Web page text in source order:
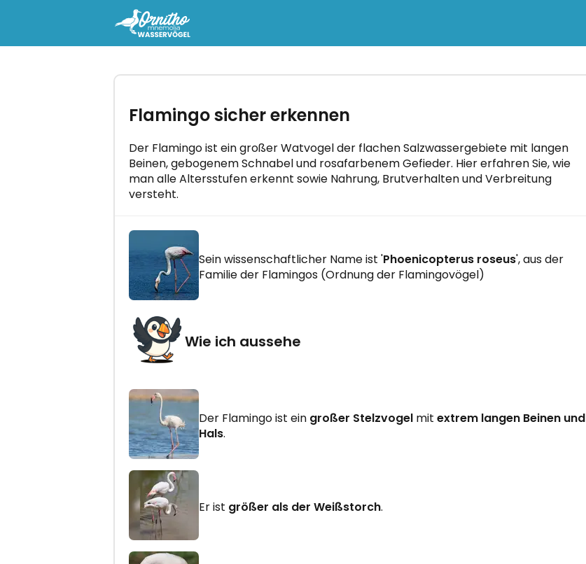
Flamingo sicher erkennen
Der Flamingo ist ein großer Watvogel der flachen Salzwassergebiete mit langen
Beinen, gebogenem Schnabel und rosafarbenem Gefieder. Hier erfahren Sie, wie
man alle Altersstufen erkennt sowie Nahrung, Brutverhalten und Verbreitung
versteht.
Sein wissenschaftlicher Name ist 'Phoenicopterus roseus', aus der
Familie der Flamingos (Ordnung der Flamingovögel)
Wie ich aussehe
Der Flamingo ist ein großer Stelzvogel mit extrem langen Beinen und
Hals.
Er ist größer als der Weißstorch.
Mnemolia - Wasservögel" kostenlos
Beherrschen Sie alle Vogelgesänge in nur
wenigen Minuten pro Tag!
LOS GEHT'S!